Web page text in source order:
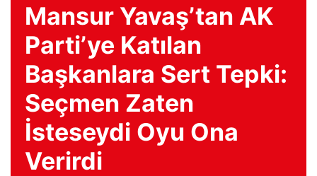
Mansur Yavaş’tan AK
Parti’ye Katılan
Başkanlara Sert Tepki:
Seçmen Zaten
İsteseydi Oyu Ona
Verirdi